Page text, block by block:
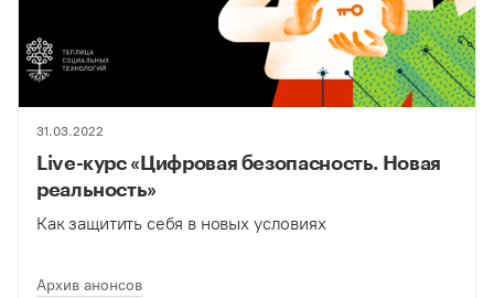
31.03.2022
Live-курс «Цифровая безопасность. Новая
реальность»
Как защитить себя в новых условиях
Архив анонсов